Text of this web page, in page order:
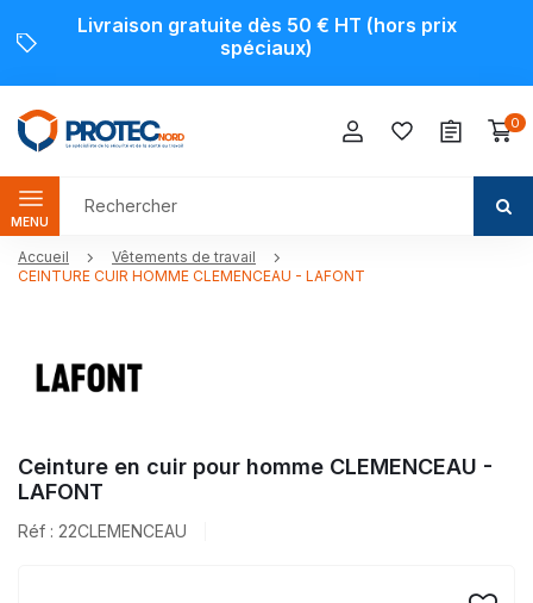
Livraison gratuite dès 50 € HT (hors prix
spéciaux)
0
MENU
Accueil
Vêtements de travail
CEINTURE CUIR HOMME CLEMENCEAU - LAFONT
Ceinture en cuir pour homme CLEMENCEAU -
LAFONT
Réf : 22CLEMENCEAU